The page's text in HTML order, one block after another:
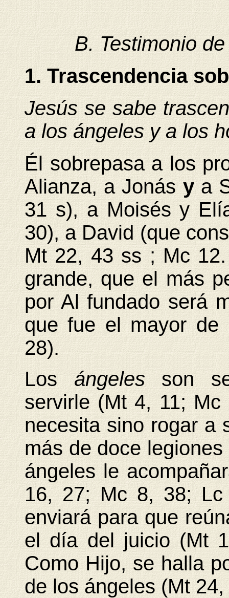
B. Testimonio
1. Trascendencia
Jesús se sabe
a los ángeles y a los
Él sobrepasa a los
Alianza, a Jonás y a
31 s), a Moisés y
30), a David (que
Mt 22, 43 ss ; Mc
grande, que el más
por Al fundado será
que fue el mayor de
28).
Losángeles son
servirle (Mt 4, 11;
necesita sino rogar a
más de doce
ángeles le
16, 27; Mc 8, 38;
enviará para que
el día del juicio (Mt
Como Hijo, se halla
de los ángeles (Mt